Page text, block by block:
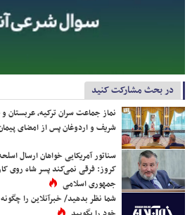
در بحث مشارکت کنید
نماز جماعت سران ترکیه، عربستان
شریف و اردوغان پس از امضای
سناتور آمریکایی خواهان ارسال
کروز: فرقی نمی‌کند پسر شاه روی
جمهوری اسلامی
شما نظر بدهید/ خبرآنلاین را